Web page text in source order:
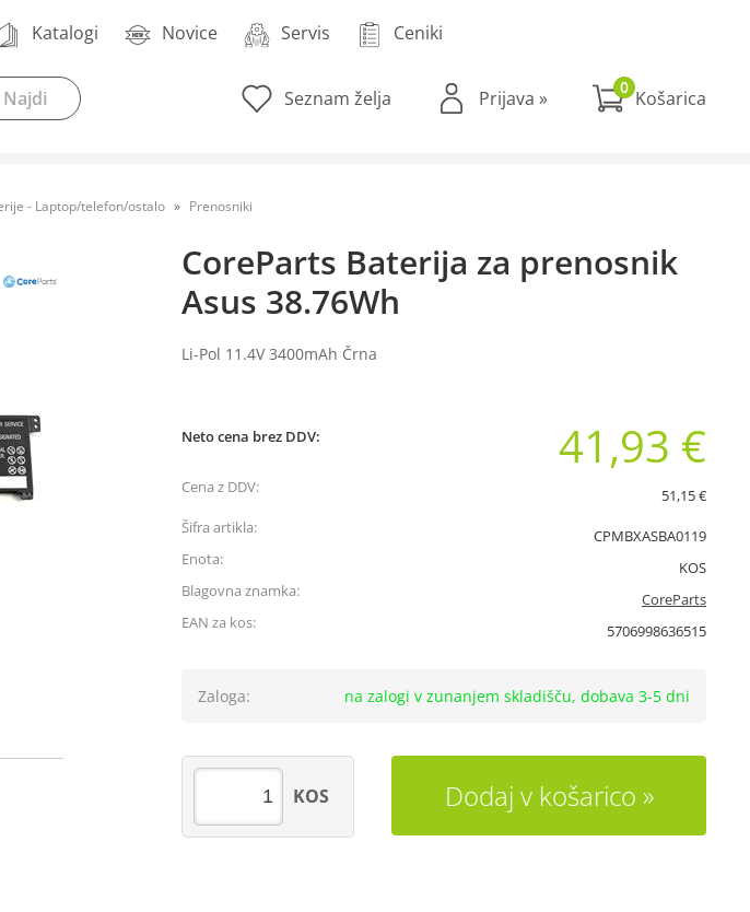
Katalogi Novice Servis Ceniki
Seznam želja Prijava » 0
- Laptop/telefon/ostalo Prenosniki
CoreParts Baterija za prenosnik
Asus 38.76Wh
Li-Pol 11.4V 3400mAh Črna
Neto cena brez DDV: 41,93 €
Cena z DDV:
51,15 €
Šifra artikla:
CPMBXASBA0119
Enota:
KOS
Blagovna znamka:
CoreParts
EAN za kos:
5706998636515
Zaloga: na zalogi v zunanjem skladišču, dobava 3-5 dni
Dodaj v košarico
KOS